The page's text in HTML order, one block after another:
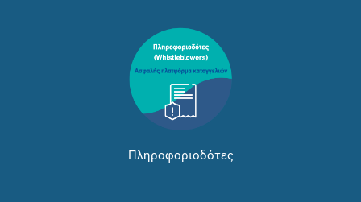
Πληροφοριοδότες